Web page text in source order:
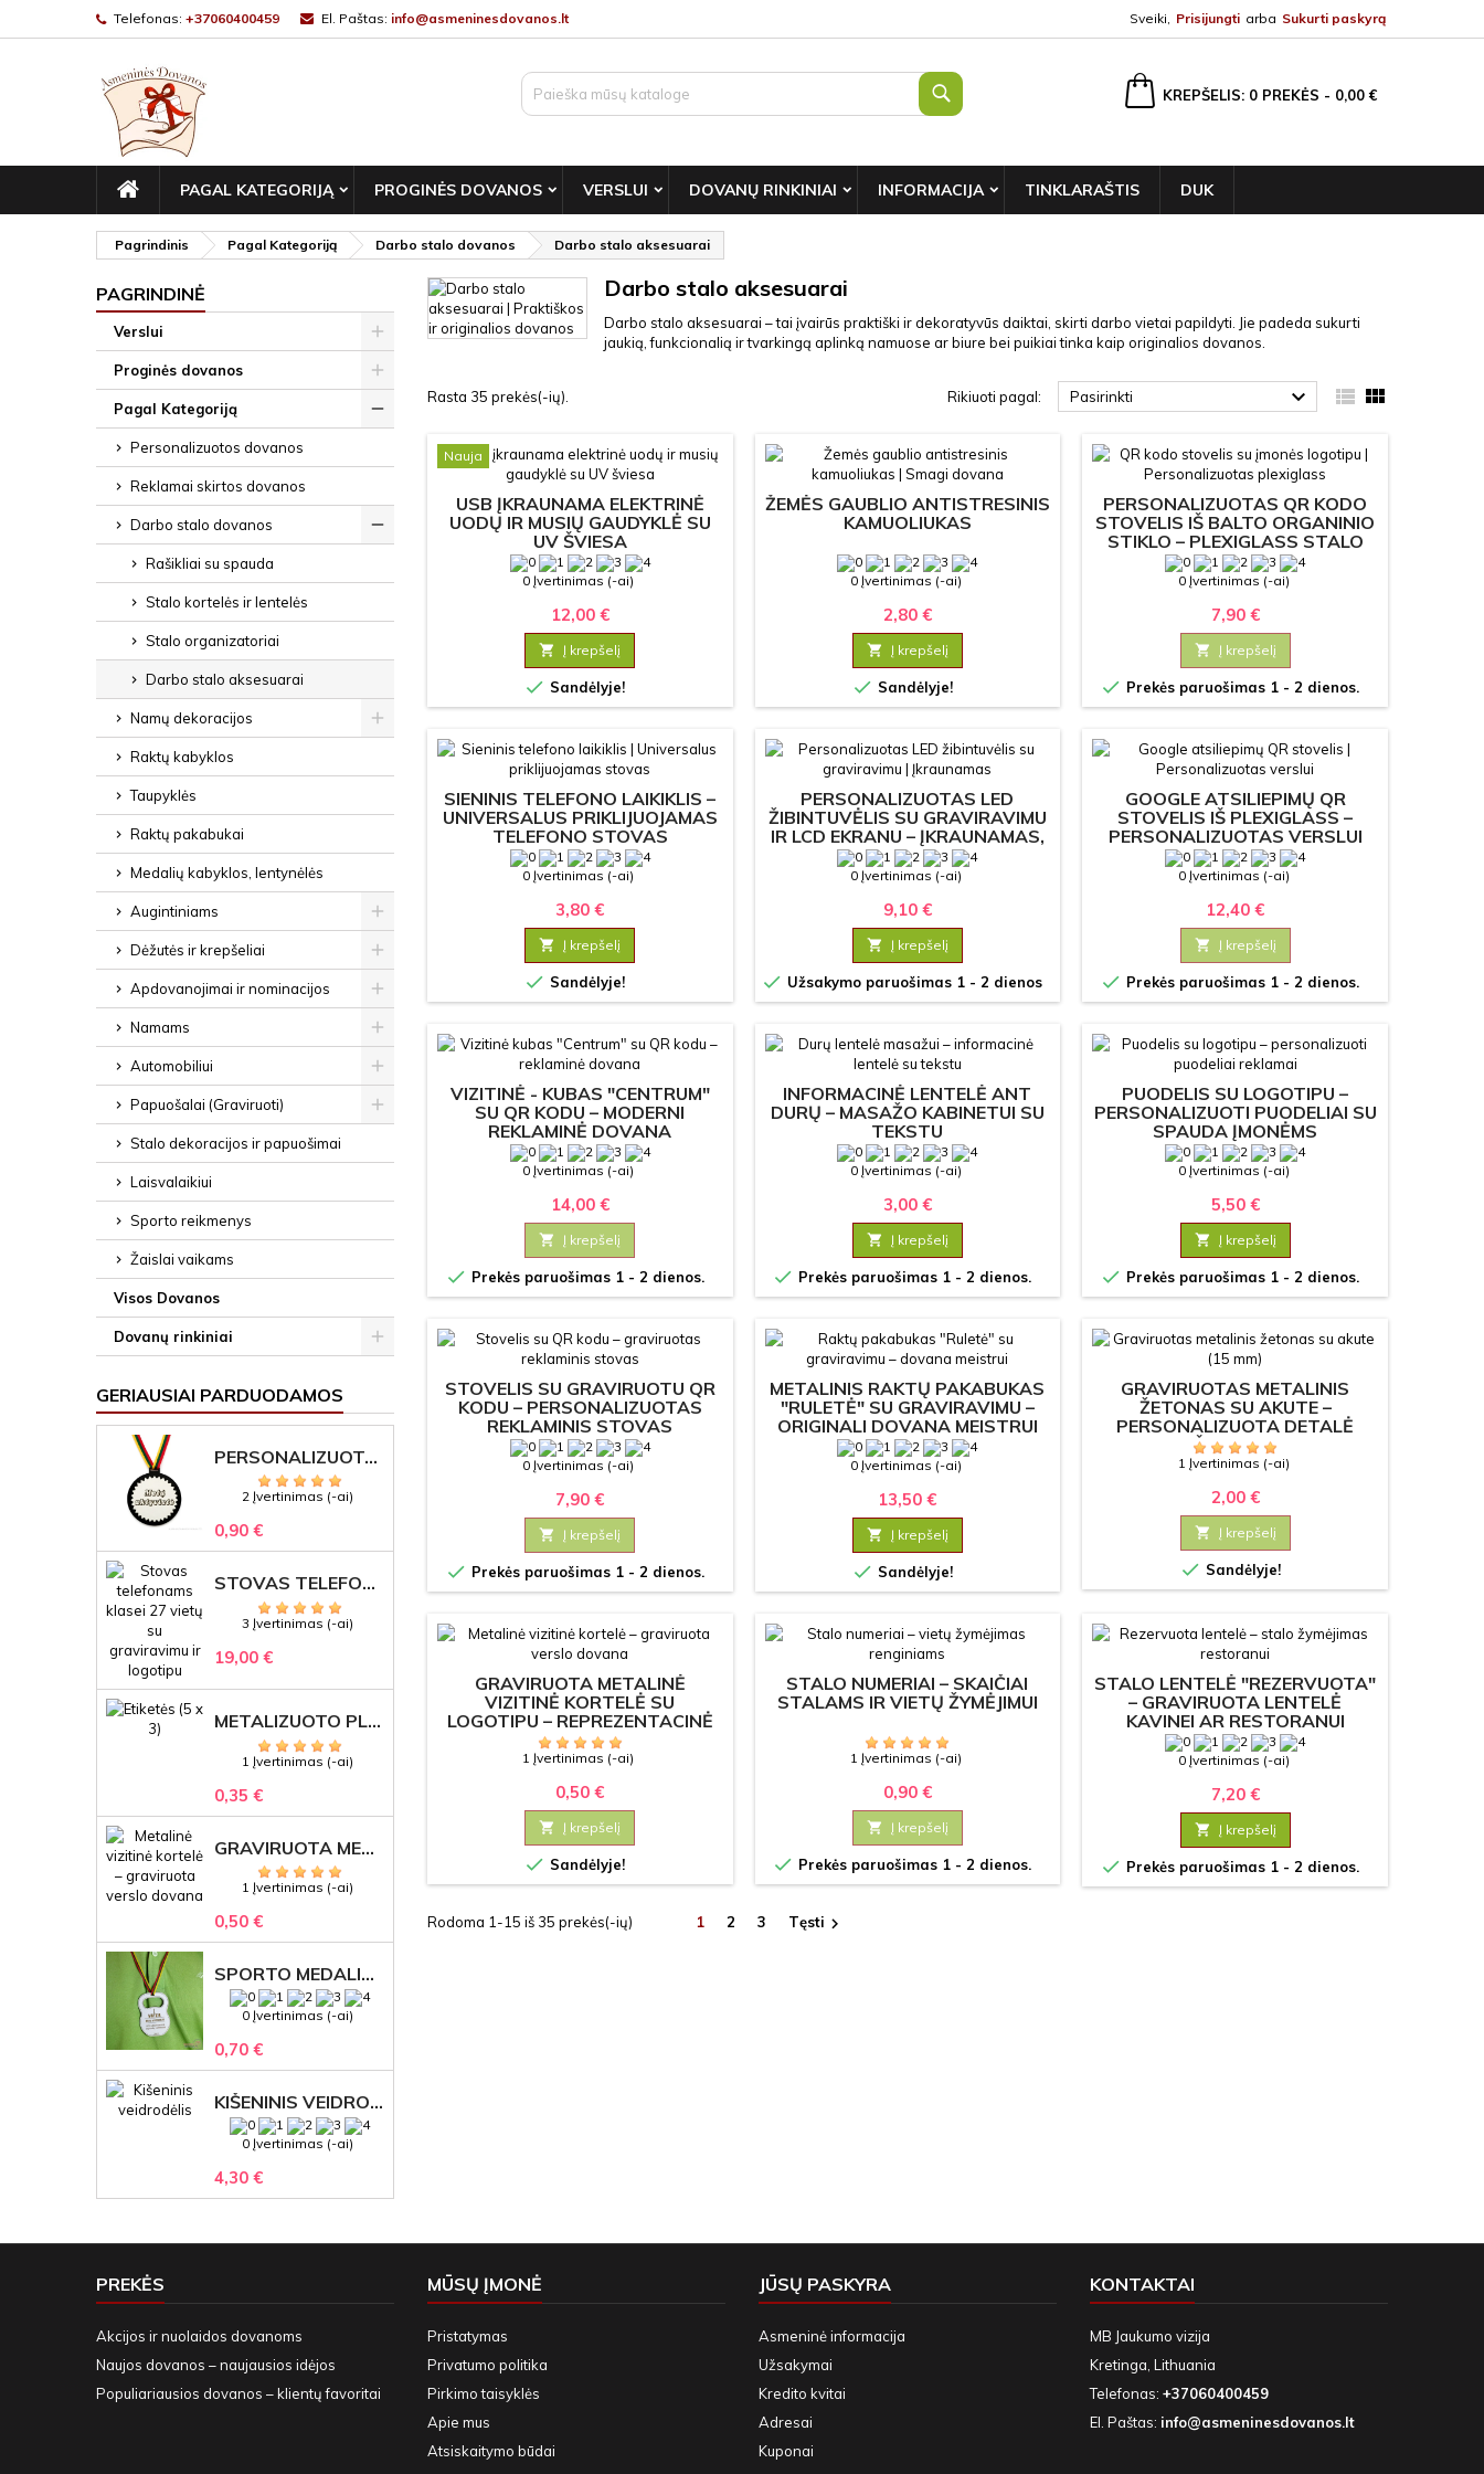
Telefonas: +37060400459 El. Paštas: info@asmeninesdovanos.lt Sveiki, Prisijungti arba Sukurti paskyrą
KREPŠELIS 0 PREKĖS - 0,00 €
PAGRINDINIS
PAGAL KATEGORIJĄ PROGINĖS DOVANOS VERSLUI DOVANŲ RINKINIAI INFORMACIJA TINKLARAŠTIS DUK
Pagrindinis Pagal Kategoriją Darbo stalo dovanos Darbo stalo aksesuarai
PAGRINDINĖ
Verslui
Proginės dovanos
Pagal Kategoriją
Personalizuotos dovanos
Reklamai skirtos dovanos
Darbo stalo dovanos
Rašikliai su spauda
Stalo kortelės ir lentelės
Stalo organizatoriai
Darbo stalo aksesuarai
Namų dekoracijos
Raktų kabyklos
Taupyklės
Raktų pakabukai
Medalių kabyklos, lentynėlės
Augintiniams
Dėžutės ir krepšeliai
Apdovanojimai ir nominacijos
Namams
Automobiliui
Papuošalai (Graviruoti)
Stalo dekoracijos ir papuošimai
Laisvalaikiui
Sporto reikmenys
Žaislai vaikams
Visos Dovanos
Dovanų rinkiniai
GERIAUSIAI PARDUODAMOS
PERSONALIZUOTAS MEDALIS "1" SU GRAVIRUOTU TEKSTU
2 Įvertinimas (-ai)
0,90 €
STOVAS TELEFONAMS KLASEI (27 VIETOS) – GRAVIRUOJAMAS ORGANIZATORIUS
3 Įvertinimas (-ai)
19,00 €
METALIZUOTO PLASTIKO ETIKETĖS SU GRAVIRUOTU TEKSTU -LOGOTIPU
1 Įvertinimas (-ai)
0,35 €
GRAVIRUOTA METALINĖ VIZITINĖ KORTELĖ SU LOGOTIPU – REPREZENTACINĖ VERSLO DOVANA
1 Įvertinimas (-ai)
0,50 €
SPORTO MEDALIS "STIPRUOLIS" SU GRAVIRUOTU TEKSTU
0 Įvertinimas (-ai)
0,70 €
KIŠENINIS VEIDRODĖLIS
0 Įvertinimas (-ai)
4,30 €
Darbo stalo aksesuarai
Darbo stalo aksesuarai – tai įvairūs praktiški ir dekoratyvūs daiktai, skirti darbo vietai papildyti. Jie padeda sukurti
jaukią, funkcionalią ir tvarkingą aplinką namuose ar biure bei puikiai tinka kaip originalios dovanos.
Rasta 35 prekės(-ių). Rikiuoti pagal: Pasirinkti   
Nauja
USB ĮKRAUNAMA ELEKTRINĖ
UODŲ IR MUSIŲ GAUDYKLĖ SU
UV ŠVIESA
0 Įvertinimas (-ai)
12,00 €
 Į krepšelį
 Sandėlyje!
ŽEMĖS GAUBLIO ANTISTRESINIS
KAMUOLIUKAS
0 Įvertinimas (-ai)
2,80 €
 Į krepšelį
 Sandėlyje!
PERSONALIZUOTAS QR KODO
STOVELIS IŠ BALTO ORGANINIO
STIKLO – PLEXIGLASS STALO
LAIKIKLIS
0 Įvertinimas (-ai)
7,90 €
 Į krepšelį
 Prekės paruošimas 1 - 2 dienos.
SIENINIS TELEFONO LAIKIKLIS –
UNIVERSALUS PRIKLIJUOJAMAS
TELEFONO STOVAS
0 Įvertinimas (-ai)
3,80 €
 Į krepšelį
 Sandėlyje!
PERSONALIZUOTAS LED
ŽIBINTUVĖLIS SU GRAVIRAVIMU
IR LCD EKRANU – ĮKRAUNAMAS,
GALINGAS
0 Įvertinimas (-ai)
9,10 €
 Į krepšelį
 Užsakymo paruošimas 1 - 2 dienos
GOOGLE ATSILIEPIMŲ QR
STOVELIS IŠ PLEXIGLASS –
PERSONALIZUOTAS VERSLUI
0 Įvertinimas (-ai)
12,40 €
 Į krepšelį
 Prekės paruošimas 1 - 2 dienos.
VIZITINĖ - KUBAS "CENTRUM"
SU QR KODU – MODERNI
REKLAMINĖ DOVANA
0 Įvertinimas (-ai)
14,00 €
 Į krepšelį
 Prekės paruošimas 1 - 2 dienos.
INFORMACINĖ LENTELĖ ANT
DURŲ – MASAŽO KABINETUI SU
TEKSTU
0 Įvertinimas (-ai)
3,00 €
 Į krepšelį
 Prekės paruošimas 1 - 2 dienos.
PUODELIS SU LOGOTIPU –
PERSONALIZUOTI PUODELIAI SU
SPAUDA ĮMONĖMS
0 Įvertinimas (-ai)
5,50 €
 Į krepšelį
 Prekės paruošimas 1 - 2 dienos.
STOVELIS SU GRAVIRUOTU QR
KODU – PERSONALIZUOTAS
REKLAMINIS STOVAS
0 Įvertinimas (-ai)
7,90 €
 Į krepšelį
 Prekės paruošimas 1 - 2 dienos.
METALINIS RAKTŲ PAKABUKAS
"RULETĖ" SU GRAVIRAVIMU –
ORIGINALI DOVANA MEISTRUI
0 Įvertinimas (-ai)
13,50 €
 Į krepšelį
 Sandėlyje!
GRAVIRUOTAS METALINIS
ŽETONAS SU AKUTE –
PERSONALIZUOTA DETALĖ
PAPUOŠALAMS (15 MM)
1 Įvertinimas (-ai)
2,00 €
 Į krepšelį
 Sandėlyje!
GRAVIRUOTA METALINĖ
VIZITINĖ KORTELĖ SU
LOGOTIPU – REPREZENTACINĖ
VERSLO DOVANA
1 Įvertinimas (-ai)
0,50 €
 Į krepšelį
 Sandėlyje!
STALO NUMERIAI – SKAIČIAI
STALAMS IR VIETŲ ŽYMĖJIMUI
1 Įvertinimas (-ai)
0,90 €
 Į krepšelį
 Prekės paruošimas 1 - 2 dienos.
STALO LENTELĖ "REZERVUOTA"
– GRAVIRUOTA LENTELĖ
KAVINEI AR RESTORANUI
0 Įvertinimas (-ai)
7,20 €
 Į krepšelį
 Prekės paruošimas 1 - 2 dienos.
Rodoma 1-15 iš 35 prekės(-ių) 1 2 3 Tęsti 
PREKĖS
Akcijos ir nuolaidos dovanoms
Naujos dovanos – naujausios idėjos
Populiariausios dovanos – klientų favoritai
MŪSŲ ĮMONĖ
Pristatymas
Privatumo politika
Pirkimo taisyklės
Apie mus
Atsiskaitymo būdai
JŪSŲ PASKYRA
Asmeninė informacija
Užsakymai
Kredito kvitai
Adresai
Kuponai
KONTAKTAI
MB Jaukumo vizija
Kretinga, Lithuania
Telefonas: +37060400459
El. Paštas: info@asmeninesdovanos.lt